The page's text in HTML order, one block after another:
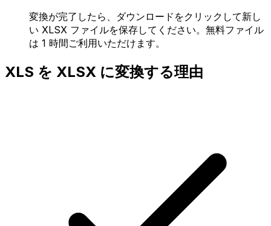
変換が完了したら、ダウンロードをクリックして新し
い XLSX ファイルを保存してください。無料ファイル
は 1 時間ご利用いただけます。
XLS を XLSX に変換する理由